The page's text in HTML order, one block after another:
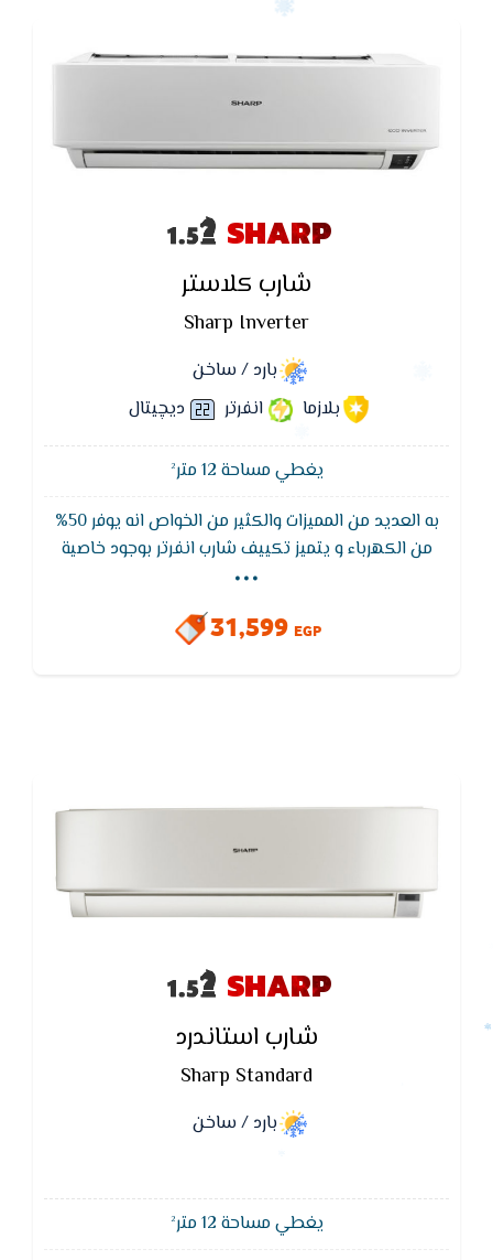
SHARP
شارب كلاستر
Sharp Inverter
بارد / ساخن
بلازما
انفرتر ديچيتال
يغطي مساحة 12 متر²
به العديد من المميزات والكثير من الخواص انه يوفر 50%
من الكهرباء و يتميز تكييف شارب انفرتر بوجود خاصية
البلازما كلاستر والتى تعمل على تنقية الهواء من الاتربة
والبكتريا والروائح الكريهة ومزود تكييف شارب بخاصية
التربو و هي التبريد السريع في الغرفه لمده قصيره و ايضا
...
31,599 EGP
SHARP
شارب استاندرد
Sharp Standard
بارد / ساخن
يغطي مساحة 12 متر²